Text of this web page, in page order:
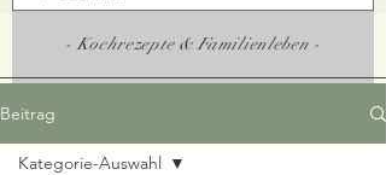
- Kochrezepte & Familienleben -
Beitrag
Kategorie-Auswahl